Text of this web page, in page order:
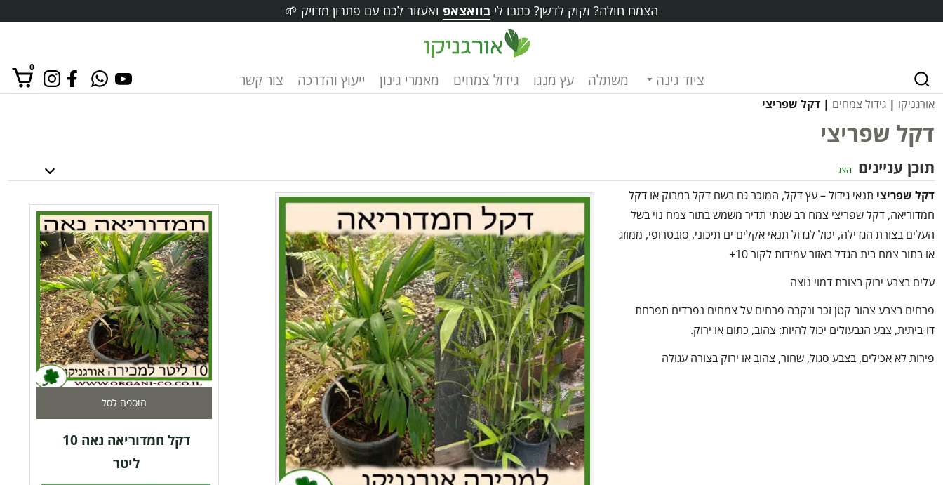
הצמח חולה? זקוק לדשן? כתבו לי בוואצאפ ואעזור לכם עם פתרון מדויק 🌱
ציוד גינה משתלה עץ מנגו גידול צמחים מאמרי גינון ייעוץ והדרכה צור קשר
0
אורגניקו | גידול צמחים | דקל שפריצי
דקל שפריצי
תוכן עניינים הצג
דקל שפריצי תנאי גידול – עץ דקל, המוכר גם בשם דקל במבוק או דקל
חמדוריאה, דקל שפריצי צמח רב שנתי תדיר משמש בתור צמח נוי בשל
העלים בצורת הגדילה, יכול לגדול תנאי אקלים ים תיכוני, סובטרופי, ממוזג
או בתור צמח בית הגדל באזור עמידות לקור 10+
עלים בצבע ירוק בצורת דמוי נוצה
פרחים בצבע צהוב קטן זכר ונקבה פרחים על צמחים נפרדים תפרחת
דו-ביתית, צבע הגבעולים יכול להיות: צהוב, כתום או ירוק.
פירות לא אכילים, בצבע סגול, שחור, צהוב או ירוק בצורה עגולה
הוספה לסל
דקל חמדוריאה נאה 10
ליטר